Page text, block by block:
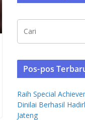
Pos-pos
Raih Special
Dinilai Berhasil
Jateng